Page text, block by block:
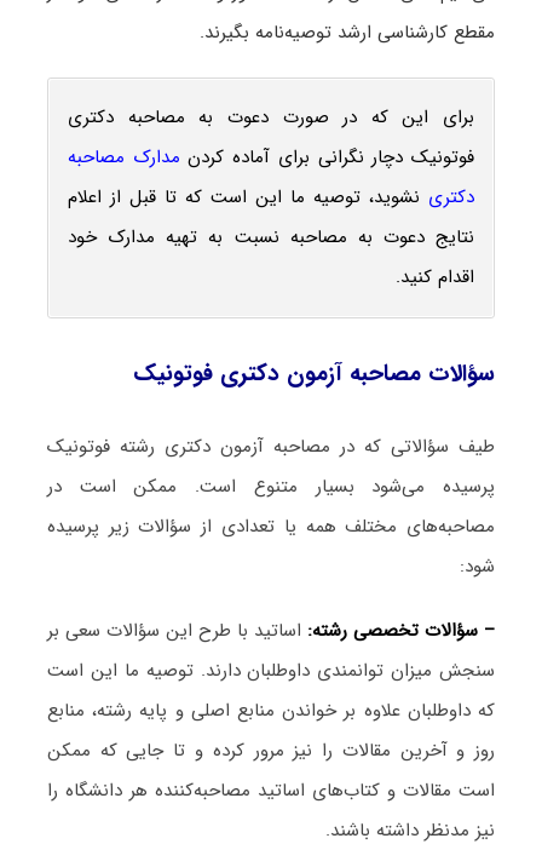
مقطع کارشناسی ارشد توصیه‌نامه بگیرند.
برای این که در صورت دعوت به مصاحبه دکتری
فوتونیک دچار نگرانی برای آماده کردن مدارک مصاحبه
دکتری نشوید، توصیه ما این است که تا قبل از اعلام
نتایج دعوت به مصاحبه نسبت به تهیه مدارک خود
اقدام کنید.
سؤالات مصاحبه آزمون دکتری فوتونیک
طیف سؤالاتی که در مصاحبه آزمون دکتری رشته فوتونیک
پرسیده می‌شود بسیار متنوع است. ممکن است در
مصاحبه‌های مختلف همه یا تعدادی از سؤالات زیر پرسیده
شود:
– سؤالات تخصصی رشته: اساتید با طرح این سؤالات سعی بر
سنجش میزان توانمندی داوطلبان دارند. توصیه ما این است
که داوطلبان علاوه بر خواندن منابع اصلی و پایه رشته، منابع
روز و آخرین مقالات را نیز مرور کرده و تا جایی که ممکن
است مقالات و کتاب‌های اساتید مصاحبه‌کننده هر دانشگاه را
نیز مدنظر داشته باشند.